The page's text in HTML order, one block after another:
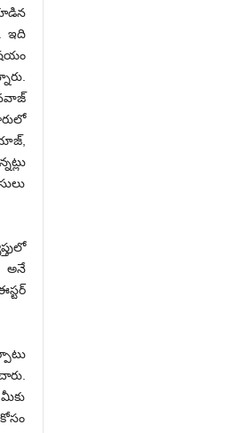
ఇది
అనే